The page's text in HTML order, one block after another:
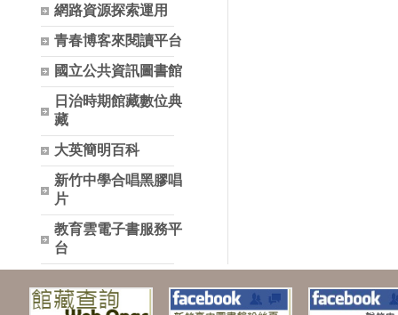
網路資源探索運用
青春博客來閱讀平台
國立公共資訊圖書館
日治時期館藏數位典
藏
大英簡明百科
新竹中學合唱黑膠唱
片
教育雲電子書服務平
台